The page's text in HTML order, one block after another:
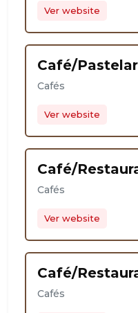
Ver website
Café/
Cafés
Ver website
Café/
Cafés
Ver website
Café/
Cafés